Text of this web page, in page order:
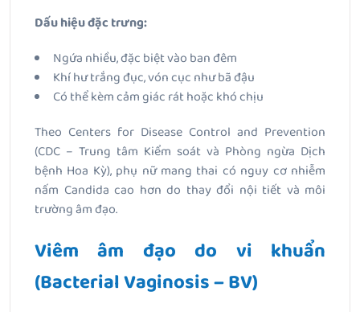
Dấu hiệu đặc trưng:
Ngứa nhiều, đặc biệt vào ban đêm
Khí hư trắng đục, vón cục như bã đậu
Có thể kèm cảm giác rát hoặc khó chịu
Theo Centers for Disease Control and Prevention
(CDC – Trung tâm Kiểm soát và Phòng ngừa Dịch
bệnh Hoa Kỳ), phụ nữ mang thai có nguy cơ nhiễm
nấm Candida cao hơn do thay đổi nội tiết và môi
trường âm đạo.
Viêm âm đạo do vi khuẩn
(Bacterial Vaginosis – BV)